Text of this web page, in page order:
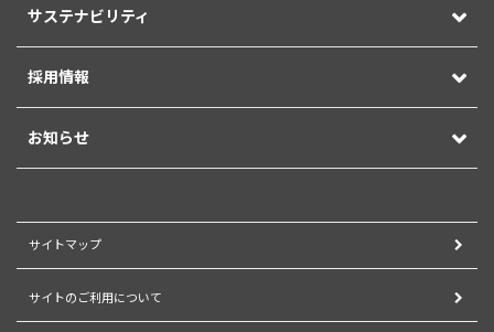
サステナビリティ
採用情報
お知らせ
サイトマップ
サイトのご利用について